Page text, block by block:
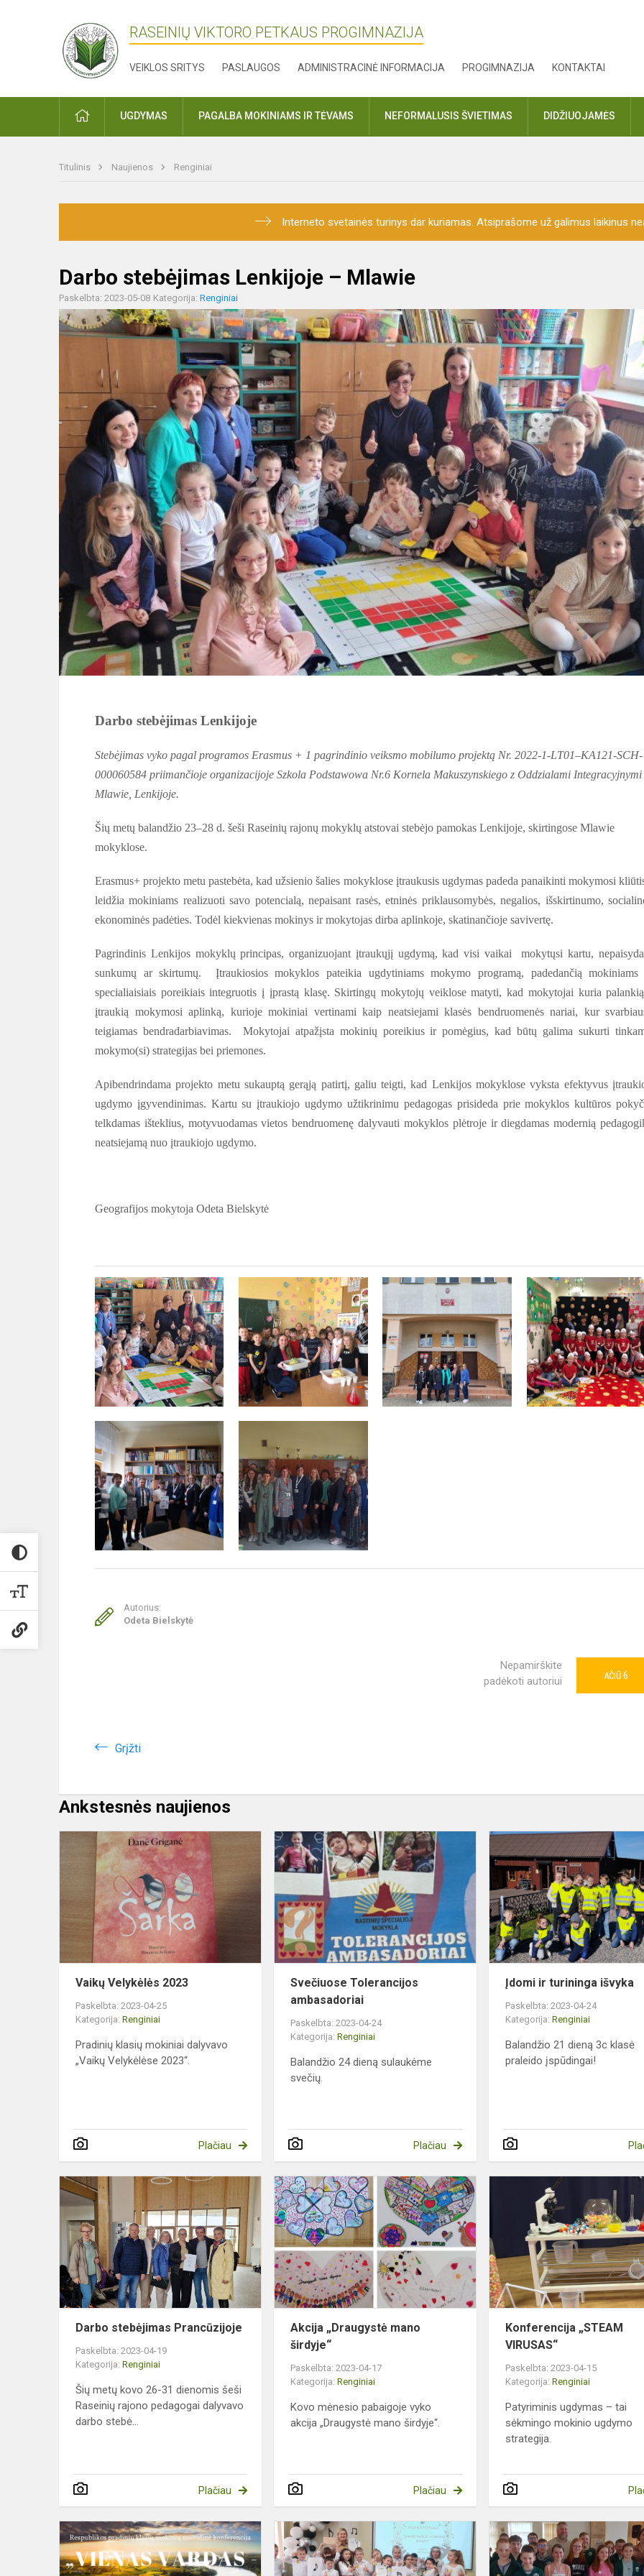
RASEINIŲ VIKTORO PETKAUS PROGIMNAZIJA
VEIKLOS SRITYS PASLAUGOS ADMINISTRACINĖ INFORMACIJA PROGIMNAZIJA KONTAKTAI
PRADŽIAUGDYMAS PAGALBA MOKINIAMS IR TĖVAMS NEFORMALUSIS ŠVIETIMAS DIDŽIUOJAMĖS
Titulinis Naujienos Renginiai
Interneto svetainės turinys dar kuriamas. Atsiprašome už galimus laikinus
Darbo stebėjimas Lenkijoje – Mlawie
Paskelbta: 2023-05-08 Kategorija: Renginiai
Darbo stebėjimas Lenkijoje
Stebėjimas vyko pagal programos Erasmus + 1 pagrindinio veiksmo mobilumo projektą Nr. 2022-1-LT01–KA121-SCH-
000060584 priimančioje organizacijoje Szkola Podstawowa Nr.6 Kornela Makuszynskiego z Oddzialami
Mlawie, Lenkijoje.
Šių metų balandžio 23–28 d. šeši Raseinių rajonų mokyklų atstovai stebėjo pamokas Lenkijoje, skirtingose Mlawie
mokyklose.
Erasmus+ projekto metu pastebėta, kad užsienio šalies mokyklose įtraukusis ugdymas padeda panaikinti mokymosi
leidžia mokiniams realizuoti savo potencialą, nepaisant rasės, etninės priklausomybės, negalios, išskirtinumo,
ekonominės padėties. Todėl kiekvienas mokinys ir mokytojas dirba aplinkoje, skatinančioje savivertę.
Pagrindinis Lenkijos mokyklų principas, organizuojant įtraukųjį ugdymą, kad visi vaikai mokytųsi kartu,
sunkumų ar skirtumų. Įtraukiosios mokyklos pateikia ugdytiniams mokymo programą, padedančią mokiniams
specialiaisiais poreikiais integruotis į įprastą klasę. Skirtingų mokytojų veiklose matyti, kad mokytojai kuria
įtraukią mokymosi aplinką, kurioje mokiniai vertinami kaip neatsiejami klasės bendruomenės nariai, kur
teigiamas bendradarbiavimas. Mokytojai atpažįsta mokinių poreikius ir pomėgius, kad būtų galima sukurti
mokymo(si) strategijas bei priemones.
Apibendrindama projekto metu sukauptą gerąją patirtį, galiu teigti, kad Lenkijos mokyklose vyksta efektyvus
ugdymo įgyvendinimas. Kartu su įtraukiojo ugdymo užtikrinimu pedagogas prisideda prie mokyklos kultūros
telkdamas išteklius, motyvuodamas vietos bendruomenę dalyvauti mokyklos plėtroje ir diegdamas modernią
neatsiejamą nuo įtraukiojo ugdymo.
Geografijos mokytoja Odeta Bielskytė
Autorius:
Odeta Bielskytė
Nepamirškite
padėkoti autoriui
AČIŪ 6
Grįžti
Ankstesnės naujienos
Vaikų
Velykėlės
2023
Vaikų Velykėlės 2023
Paskelbta: 2023-04-25
Kategorija: Renginiai
Pradinių klasių mokiniai dalyvavo
„Vaikų Velykėlėse 2023“.
Plačiau
Svečiuose
Tolerancijos
ambasadoriai
Svečiuose Tolerancijos
ambasadoriai
Paskelbta: 2023-04-24
Kategorija:Renginiai
Balandžio 24 dieną sulaukėme
svečių.
Plačiau
Įdomi ir turininga išvyka
Paskelbta: 2023-04-24
Kategorija:Renginiai
Balandžio 21 dieną 3c klasė
praleido įspūdingai!
Darbo
stebėjimas
Prancūzijoje
Darbo stebėjimas Prancūzijoje
Paskelbta: 2023-04-19
Kategorija: Renginiai
Šių metų kovo 26-31 dienomis šeši
Raseinių rajono pedagogai dalyvavo
darbo stebė...
Plačiau
širdyje“
Akcija „Draugystė mano
širdyje“
Paskelbta: 2023-04-17
Kategorija:Renginiai
Kovo mėnesio pabaigoje vyko
akcija „Draugystė mano širdyje“.
Plačiau
Konferencija „STEAM
VIRUSAS“
Paskelbta: 2023-04-15
Kategorija:Renginiai
Patyriminis ugdymas – tai
sėkmingo mokinio ugdymo
strategija.
Konferencija
„Vienas
vardas
Buvo
smagu